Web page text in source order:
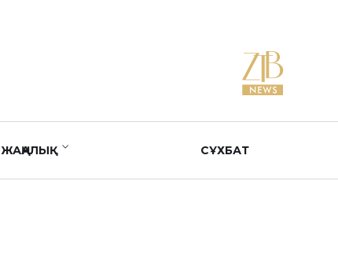
ЖАҢАЛЫҚ СҰХБАТ